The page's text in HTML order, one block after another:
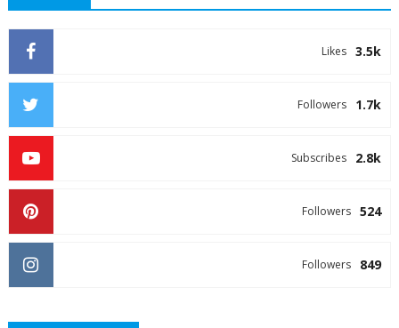
3.5k
Likes
1.7k
Followers
2.8k
Subscribes
524
Followers
849
Followers